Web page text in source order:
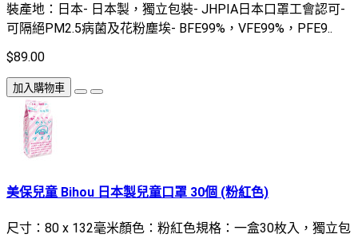
裝產地：日本- 日本製，獨立包裝- JHPIA日本口罩工會認可-
可隔絕PM2.5病菌及花粉塵埃- BFE99%，VFE99%，PFE9..
$89.00
加入購物車
美保兒童 Bihou 日本製兒童口罩 30個 (粉紅色)
尺寸：80 x 132毫米顏色：粉紅色規格：一盒30枚入，獨立包